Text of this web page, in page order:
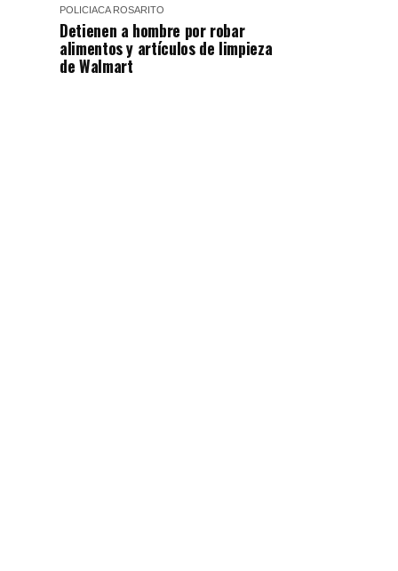
POLICIACA ROSARITO
Detienen a hombre por robar
alimentos y artículos de limpieza
de Walmart